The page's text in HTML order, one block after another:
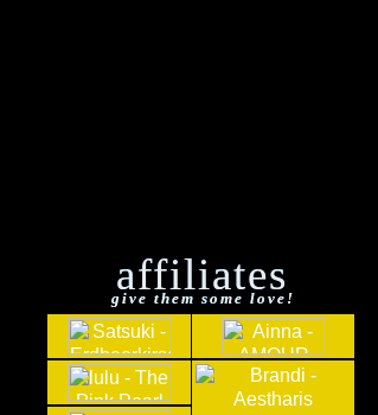
affiliates
give them some love!